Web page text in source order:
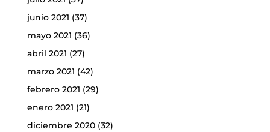
junio 2021 (37)
mayo 2021 (36)
abril 2021 (27)
marzo 2021 (42)
febrero 2021 (29)
enero 2021 (21)
diciembre 2020(32)